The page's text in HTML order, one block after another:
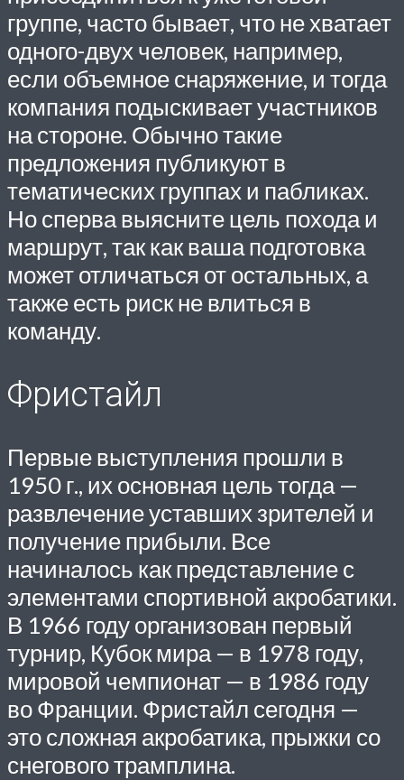
группе, часто бывает, что не хватает
одного-двух человек, например,
если объемное снаряжение, и тогда
компания подыскивает участников
на стороне. Обычно такие
предложения публикуют в
тематических группах и пабликах.
Но сперва выясните цель похода и
маршрут, так как ваша подготовка
может отличаться от остальных, а
также есть риск не влиться в
команду.
Фристайл
Первые выступления прошли в
1950 г., их основная цель тогда —
развлечение уставших зрителей и
получение прибыли. Все
начиналось как представление с
элементами спортивной акробатики.
В 1966 году организован первый
турнир, Кубок мира — в 1978 году,
мировой чемпионат — в 1986 году
во Франции. Фристайл сегодня —
это сложная акробатика, прыжки со
снегового трамплина.